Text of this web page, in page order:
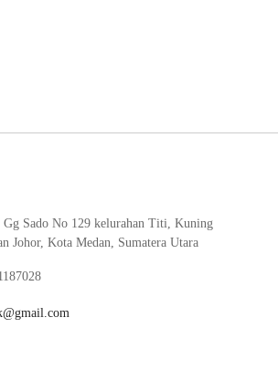
Sado No 129 kelurahan Titi, Kuning
Johor, Kota Medan, Sumatera Utara